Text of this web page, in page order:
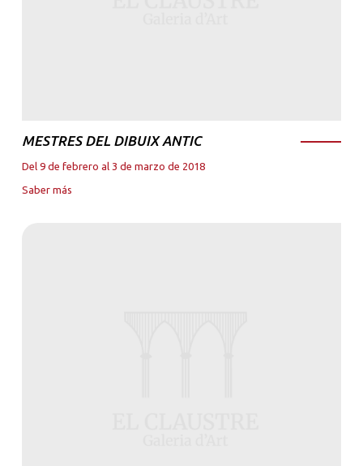
MESTRES DEL DIBUIX ANTIC
Del 9 de febrero al 3 de marzo de 2018
Saber más